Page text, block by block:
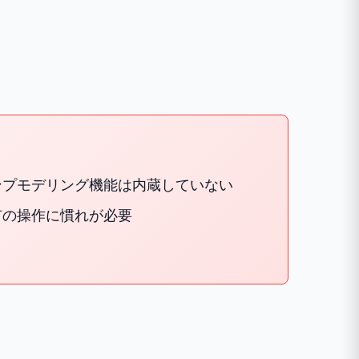
モデリング機能は内蔵していない
操作に慣れが必要